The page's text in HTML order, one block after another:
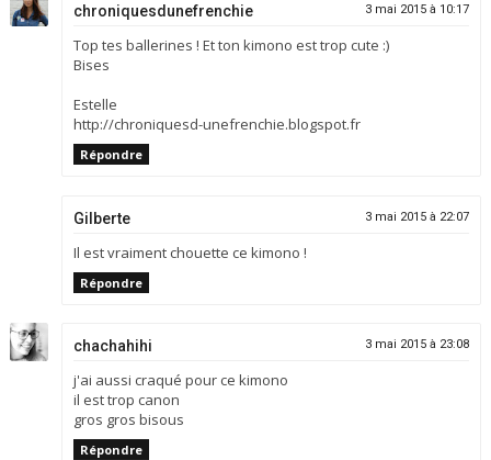
chroniquesdunefrenchie 3 mai 2015 à 10:17
Top tes ballerines ! Et ton kimono est trop cute :)
Bises
Estelle
http://chroniquesd-unefrenchie.blogspot.fr
Répondre
Gilberte 3 mai 2015 à 22:07
Il est vraiment chouette ce kimono !
Répondre
chachahihi 3 mai 2015 à 23:08
j'ai aussi craqué pour ce kimono
il est trop canon
gros gros bisous
Répondre